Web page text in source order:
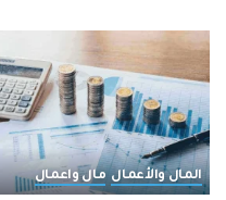
المال والأعمال مال واعمال